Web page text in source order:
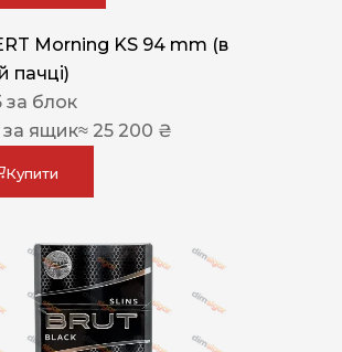
Morning KS 94 mm (в
пачці)
за блок
за ящик≈ 25 200 ₴
Купити